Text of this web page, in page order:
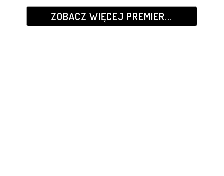
ZOBACZ WIĘCEJ PREMIER...